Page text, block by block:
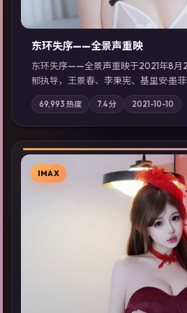
东环失序——全景声重映
东环失序——全景声重映于2021年8月
郁执导，王景春、李秉宪、基里安·墨
事主轴，科技与人性的边界在实验事
强化地域气质；站内亦可通过「国产免
看」延展检索同类型高分佳作，畅享
69,993 热度 7.4分 2021-10-10
▶
IMAX